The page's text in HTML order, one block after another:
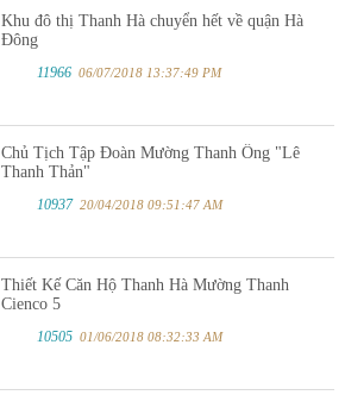
Khu đô thị Thanh Hà chuyển hết về quận Hà
Đông
11966 06/07/2018 13:37:49 PM
Chủ Tịch Tập Đoàn Mường Thanh Ông "Lê
Thanh Thản"
10937 20/04/2018 09:51:47 AM
Thiết Kế Căn Hộ Thanh Hà Mường Thanh
Cienco 5
10505 01/06/2018 08:32:33 AM